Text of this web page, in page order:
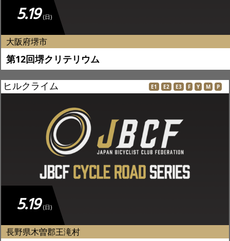
5.19 (日)
大阪府堺市
第12回堺クリテリウム
ヒルクライム E1 E2 E3 F Y M P
5.19 (日)
長野県木曽郡王滝村